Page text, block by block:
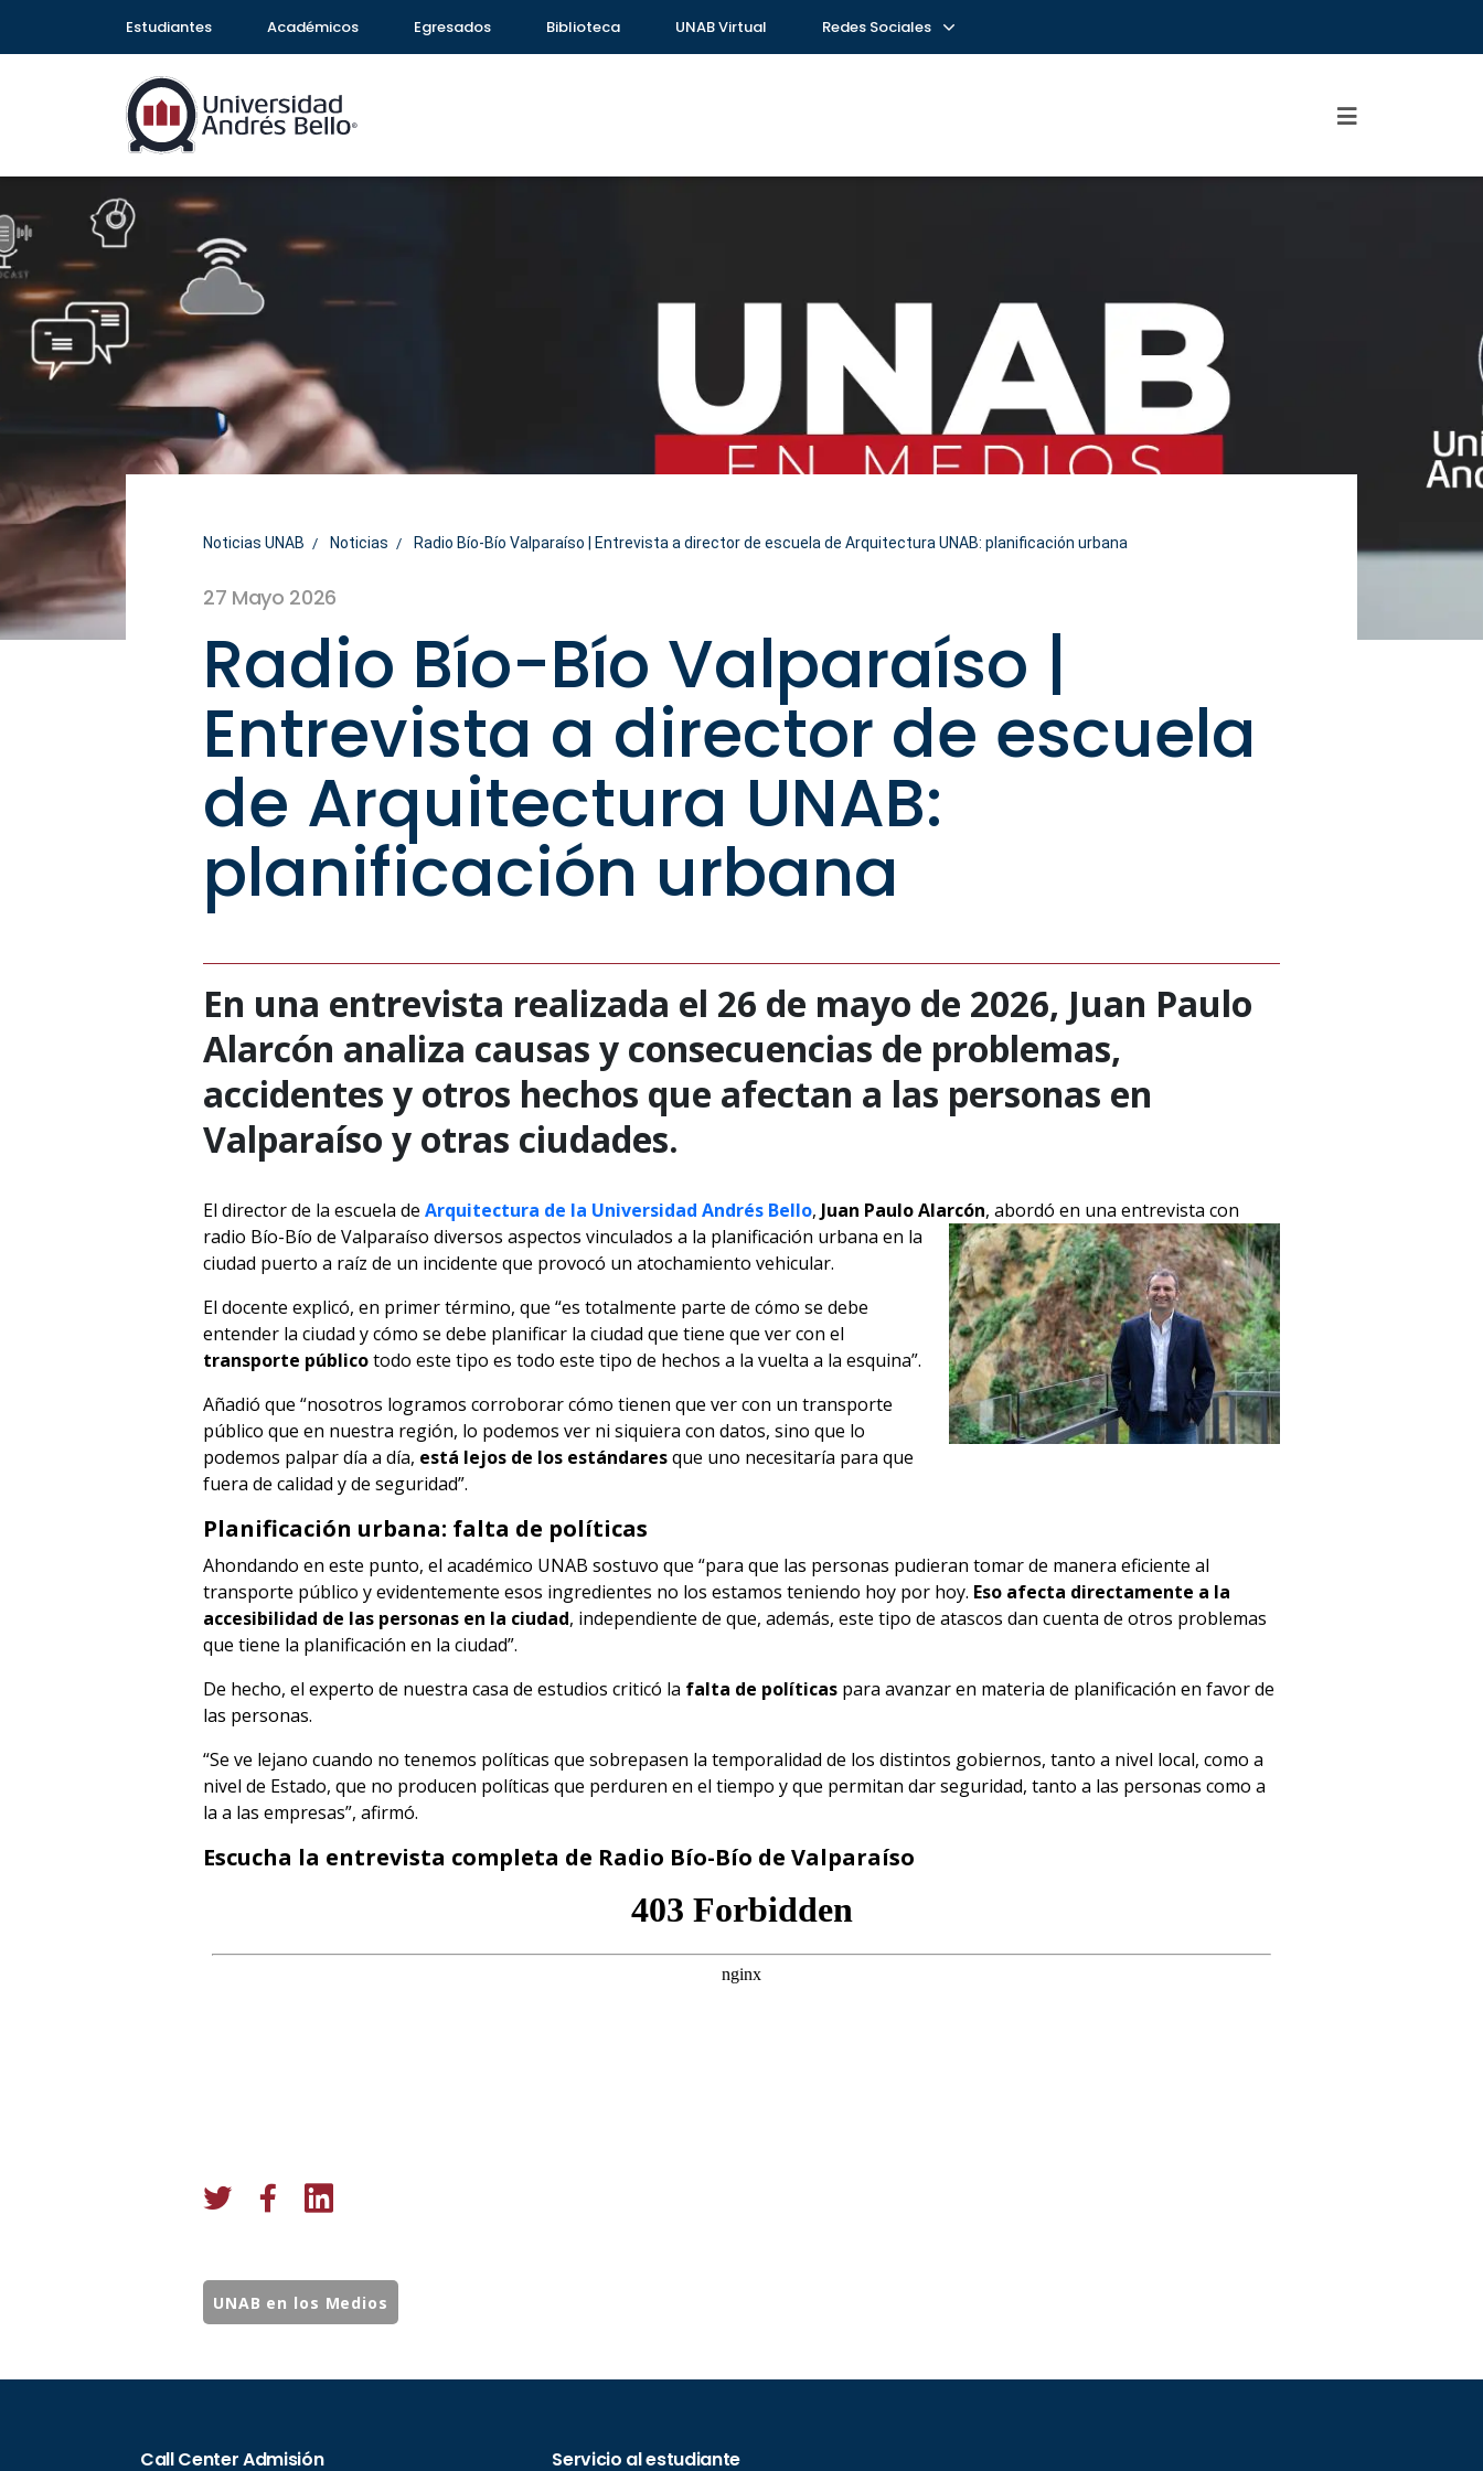
Estudiantes Académicos Egresados Biblioteca UNAB Virtual Redes Sociales
Noticias UNAB Noticias Radio Bío-Bío Valparaíso | Entrevista a director de escuela de Arquitectura UNAB: planificación urbana
27 Mayo 2026
Radio Bío-Bío Valparaíso |
Entrevista a director de escuela
de Arquitectura UNAB:
planificación urbana
En una entrevista realizada el 26 de mayo de 2026, Juan Paulo
Alarcón analiza causas y consecuencias de problemas,
accidentes y otros hechos que afectan a las personas en
Valparaíso y otras ciudades.
El director de la escuela de Arquitectura de la Universidad Andrés Bello, Juan Paulo Alarcón, abordó en una entrevista con
radio Bío-Bío de Valparaíso diversos aspectos vinculados a la planificación urbana en la
ciudad puerto a raíz de un incidente que provocó un atochamiento vehicular.
El docente explicó, en primer término, que “es totalmente parte de cómo se debe
entender la ciudad y cómo se debe planificar la ciudad que tiene que ver con el
transporte públicotodo este tipo es todo este tipo de hechos a la vuelta a la esquina”.
Añadió que “nosotros logramos corroborar cómo tienen que ver con un transporte
público que en nuestra región, lo podemos ver ni siquiera con datos, sino que lo
podemos palpar día a día, está lejos de los estándaresque uno necesitaría para que
fuera de calidad y de seguridad”.
Planificación urbana: falta de políticas
Ahondando en este punto, el académico UNAB sostuvo que “para que las personas pudieran tomar de manera eficiente al
transporte público y evidentemente esos ingredientes no los estamos teniendo hoy por hoy. Eso afecta directamente a la
accesibilidad de las personas en la ciudad, independiente de que, además, este tipo de atascos dan cuenta de otros problemas
que tiene la planificación en la ciudad”.
De hecho, el experto de nuestra casa de estudios criticó la falta de políticas para avanzar en materia de planificación en favor de
las personas.
“Se ve lejano cuando no tenemos políticas que sobrepasen la temporalidad de los distintos gobiernos, tanto a nivel local, como a
nivel de Estado, que no producen políticas que perduren en el tiempo y que permitan dar seguridad, tanto a las personas como a
la a las empresas”, afirmó.
Escucha la entrevista completa de Radio Bío-Bío de Valparaíso
UNAB en los Medios